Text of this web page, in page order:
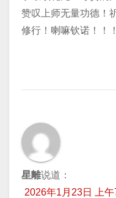
赞叹上师无量功德！
修行！喇嘛钦诺！！
星離说道：
2026年1月23日 上